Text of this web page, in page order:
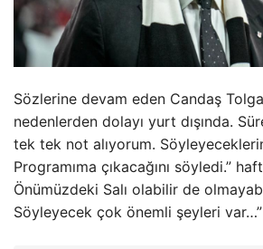
Sözlerine devam eden Candaş
nedenlerden dolayı yurt dışında.
tek tek not alıyorum.
Programıma çıkacağını söyledi.”
Önümüzdeki Salı olabilir de
Söyleyecek çok önemli şeyleri